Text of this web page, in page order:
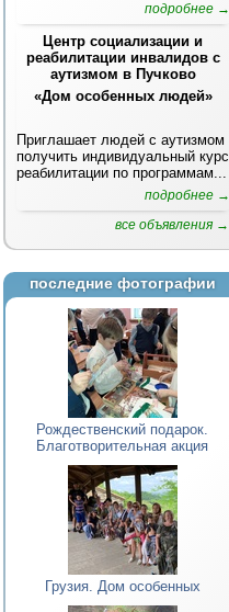
подробнее →
Центр социализации и
реабилитации инвалидов с
аутизмом в Пучково
«Дом особенных людей»
Приглашает людей с аутизмом
получить индивидуальный курс
реабилитации по программам...
подробнее →
все объявления →
последние фотографии
Рождественский подарок.
Благотворительная акция
Грузия. Дом особенных